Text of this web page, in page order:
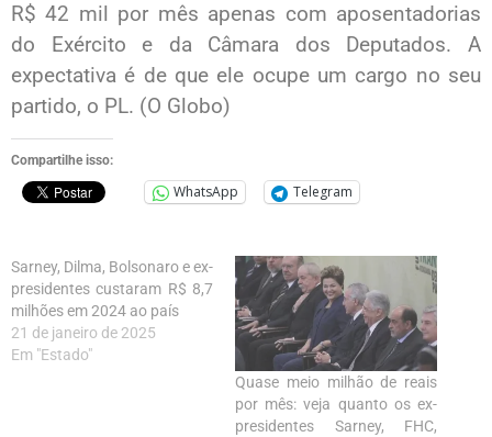
R$ 42 mil por mês apenas com aposentadorias
do Exército e da Câmara dos Deputados. A
expectativa é de que ele ocupe um cargo no seu
partido, o PL. (O Globo)
Compartilhe isso:
WhatsApp Telegram
Sarney, Dilma, Bolsonaro e ex-
presidentes custaram R$ 8,7
milhões em 2024 ao país
21 de janeiro de 2025
Em "Estado"
Quase meio milhão de reais
por mês: veja quanto os ex-
presidentes Sarney, FHC,